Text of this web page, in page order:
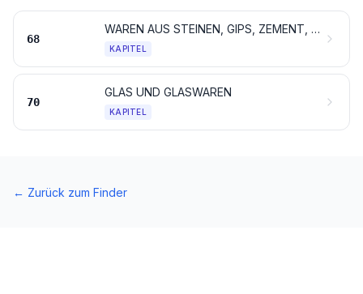
68
WAREN AUS STEINEN, GIPS, ZEMENT, ASBEST, GLIMMER ODER ÄHNLICHEN STOFFEN
KAPITEL
70
GLAS UND GLASWAREN
KAPITEL
← Zurück zum Finder